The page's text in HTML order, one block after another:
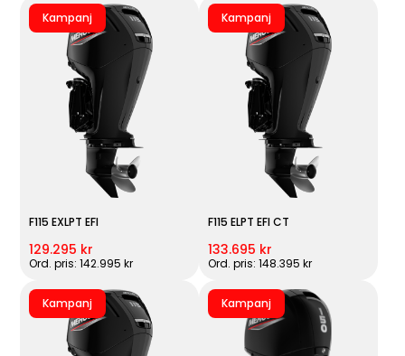
Kampanj
F115 EXLPT EFI
129.295 kr
Ord. pris: 142.995 kr
Kampanj
F115 ELPT EFI CT
133.695 kr
Ord. pris: 148.395 kr
Kampanj Kampanj